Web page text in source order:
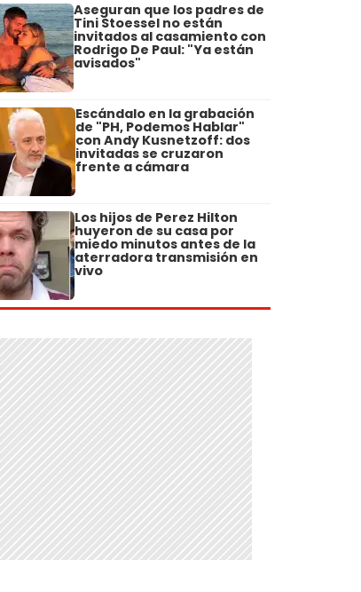
Aseguran que los padres de
Tini Stoessel no están
invitados al casamiento con
Rodrigo De Paul: "Ya están
avisados"
Escándalo en la grabación
de "PH, Podemos Hablar"
con Andy Kusnetzoff: dos
invitadas se cruzaron
frente a cámara
Los hijos de Perez Hilton
huyeron de su casa por
miedo minutos antes de la
aterradora transmisión en
vivo